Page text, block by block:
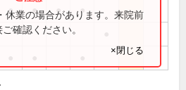
● ● ● ●
休業の場合があります。来院前
確認ください。
×閉じる